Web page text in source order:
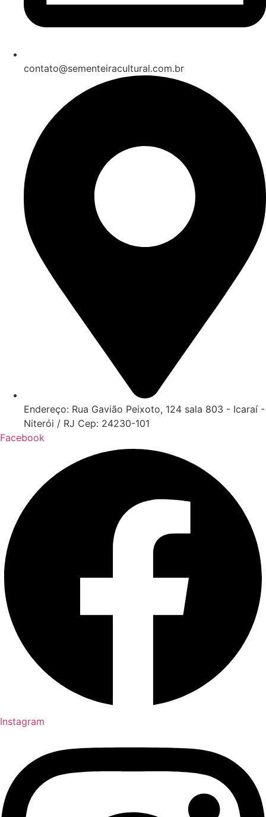
contato@sementeiracultural.com.br
Endereço: Rua Gavião Peixoto, 124 sala 803 - Icaraí -
Niterói / RJ Cep: 24230-101
Facebook
Instagram